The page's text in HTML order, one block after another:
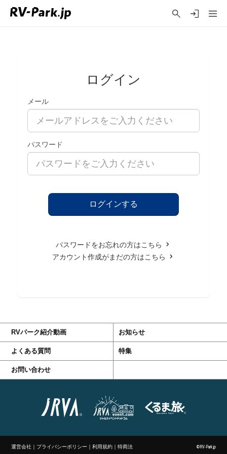
ログイン
メール
パスワード
パスワードをお忘れの方はこちら
アカウント作成がまだの方はこちら
RVパーク紹介動画 お知らせ
よくある質問 特集
お問い合わせ
運営会社 ｜ プライバシーポリシー ｜利用規約 ｜特商法 ©RV-Park.jp